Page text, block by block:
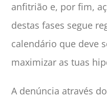
anfitrião e, por fim,
destas fases segue
calendário que deve
maximizar as tuas
A denúncia através do